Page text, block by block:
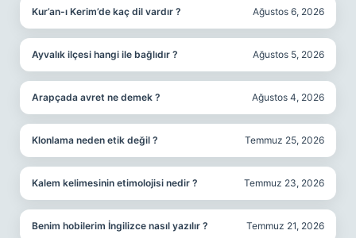
Kur’an-ı Kerim’de kaç dil vardır ? Ağustos 6, 2026
Ayvalık ilçesi hangi ile bağlıdır ? Ağustos 5, 2026
Arapçada avret ne demek ? Ağustos 4, 2026
Klonlama neden etik değil ? Temmuz 25, 2026
Kalem kelimesinin etimolojisi nedir ? Temmuz 23, 2026
Benim hobilerim İngilizce nasıl yazılır ? Temmuz 21, 2026